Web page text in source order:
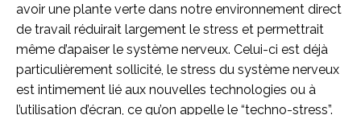
avoir une plante verte dans notre environnement direct
de travail réduirait largement le stress et permettrait
même d’apaiser le système nerveux. Celui-ci est déjà
particulièrement sollicité, le stress du système nerveux
est intimement lié aux nouvelles technologies ou à
l’utilisation d’écran, ce qu’on appelle le “techno-stress”.